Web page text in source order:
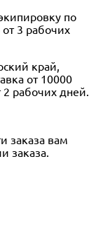
по
3 рабочих
край,
от 10000
рабочих дней.
заказа вам
заказа.